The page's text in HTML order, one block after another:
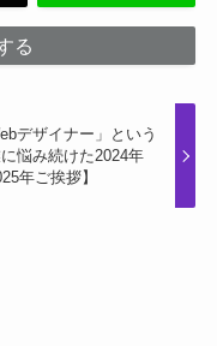
る
デザイナー」という
悩み続けた2024年
年ご挨拶】